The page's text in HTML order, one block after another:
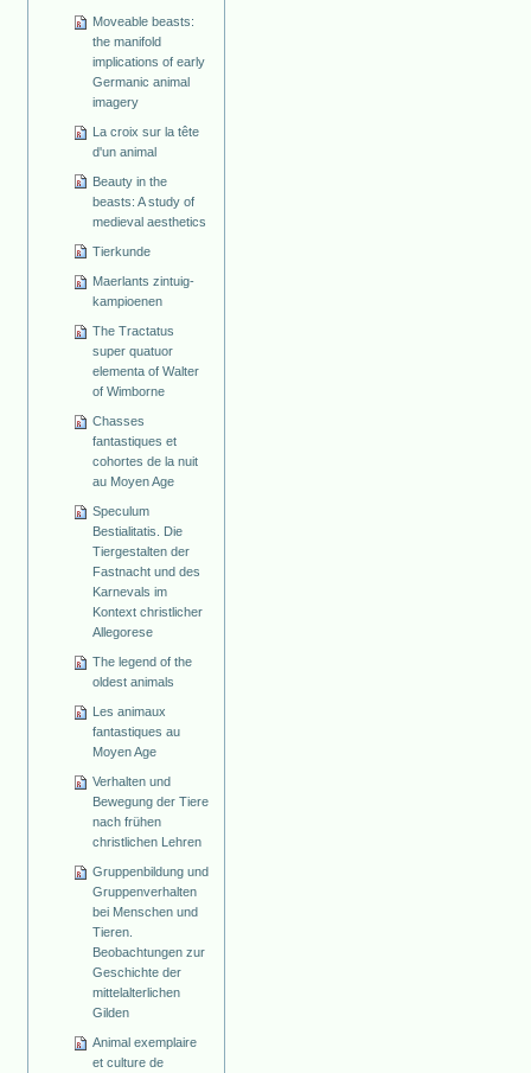
Moveable beasts:
the manifold
implications of early
Germanic animal
imagery
La croix sur la tête
d'un animal
Beauty in the
beasts: A study of
medieval aesthetics
Tierkunde
Maerlants zintuig-
kampioenen
The Tractatus
super quatuor
elementa of Walter
of Wimborne
Chasses
fantastiques et
cohortes de la nuit
au Moyen Age
Speculum
Bestialitatis. Die
Tiergestalten der
Fastnacht und des
Karnevals im
Kontext christlicher
Allegorese
The legend of the
oldest animals
Les animaux
fantastiques au
Moyen Age
Verhalten und
Bewegung der Tiere
nach frühen
christlichen Lehren
Gruppenbildung und
Gruppenverhalten
bei Menschen und
Tieren.
Beobachtungen zur
Geschichte der
mittelalterlichen
Gilden
Animal exemplaire
et culture de